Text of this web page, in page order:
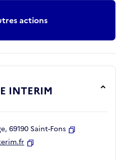
actions
INTERIM
69190 Saint-Fons